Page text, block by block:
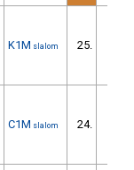
K1M slalom 25.
C1M slalom 24.